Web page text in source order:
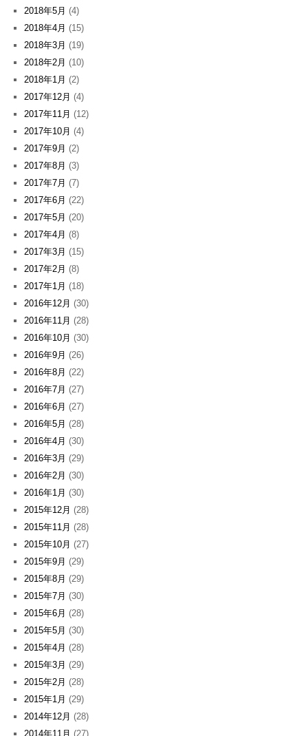
2018年5月 (4)
2018年4月 (15)
2018年3月 (19)
2018年2月 (10)
2018年1月 (2)
2017年12月 (4)
2017年11月 (12)
2017年10月 (4)
2017年9月 (2)
2017年8月 (3)
2017年7月 (7)
2017年6月 (22)
2017年5月 (20)
2017年4月 (8)
2017年3月 (15)
2017年2月 (8)
2017年1月 (18)
2016年12月 (30)
2016年11月 (28)
2016年10月 (30)
2016年9月 (26)
2016年8月 (22)
2016年7月 (27)
2016年6月 (27)
2016年5月 (28)
2016年4月 (30)
2016年3月 (29)
2016年2月 (30)
2016年1月 (30)
2015年12月 (28)
2015年11月 (28)
2015年10月 (27)
2015年9月 (29)
2015年8月 (29)
2015年7月 (30)
2015年6月 (28)
2015年5月 (30)
2015年4月 (28)
2015年3月 (29)
2015年2月 (28)
2015年1月 (29)
2014年12月 (28)
2014年11月 (27)